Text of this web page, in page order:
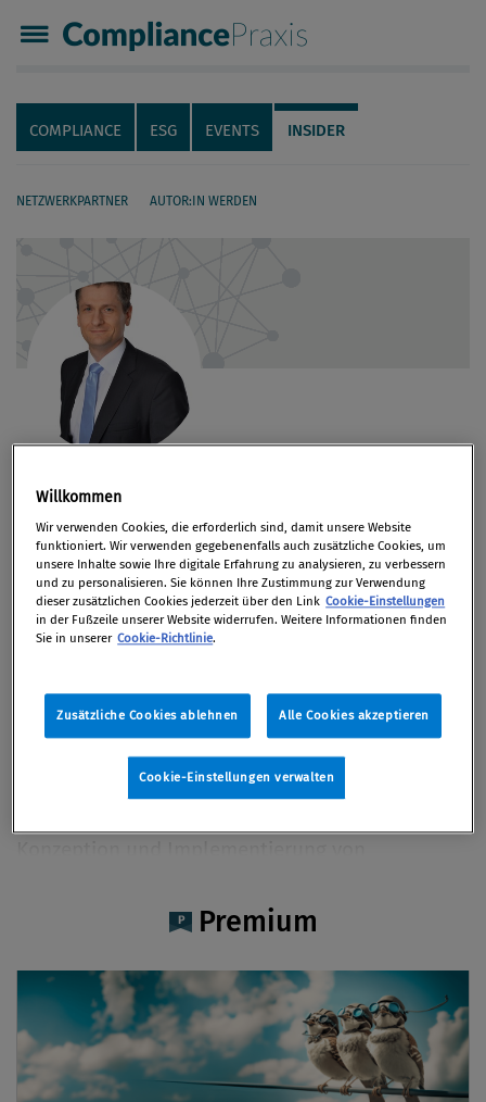
Compliance Praxis
Servicenavigation
Navigation
COMPLIANCE ESG EVENTS INSIDER
NETZWERKPARTNER AUTOR:IN WERDEN
Gerald Dipplinger
Artikel auf Xing teilen
Artikel auf linkedIn teilen
Artikel auf Facebook teilen
Artikellink kopieren
Artikel per Mail teilen
Vita
Gerald Dipplinger ist Partner und Digital Officer
und ist zuständig für digitale Innovation und
Transformation bei PwC Österreich. Neben den
Bereichen Digitalisierung, Digital Leadership,
Premium
Willkommen
Wir verwenden Cookies, die erforderlich sind, damit unsere Website
funktioniert. Wir verwenden gegebenenfalls auch zusätzliche Cookies, um
unsere Inhalte sowie Ihre digitale Erfahrung zu analysieren, zu verbessern
und zu personalisieren. Sie können Ihre Zustimmung zur Verwendung
dieser zusätzlichen Cookies jederzeit über den Link Cookie-Einstellungen
in der Fußzeile unserer Website widerrufen. Weitere Informationen finden
Sie in unserer Cookie-Richtlinie.
Zusätzliche Cookies ablehnen Alle Cookies akzeptieren
Cookie-Einstellungen verwalten